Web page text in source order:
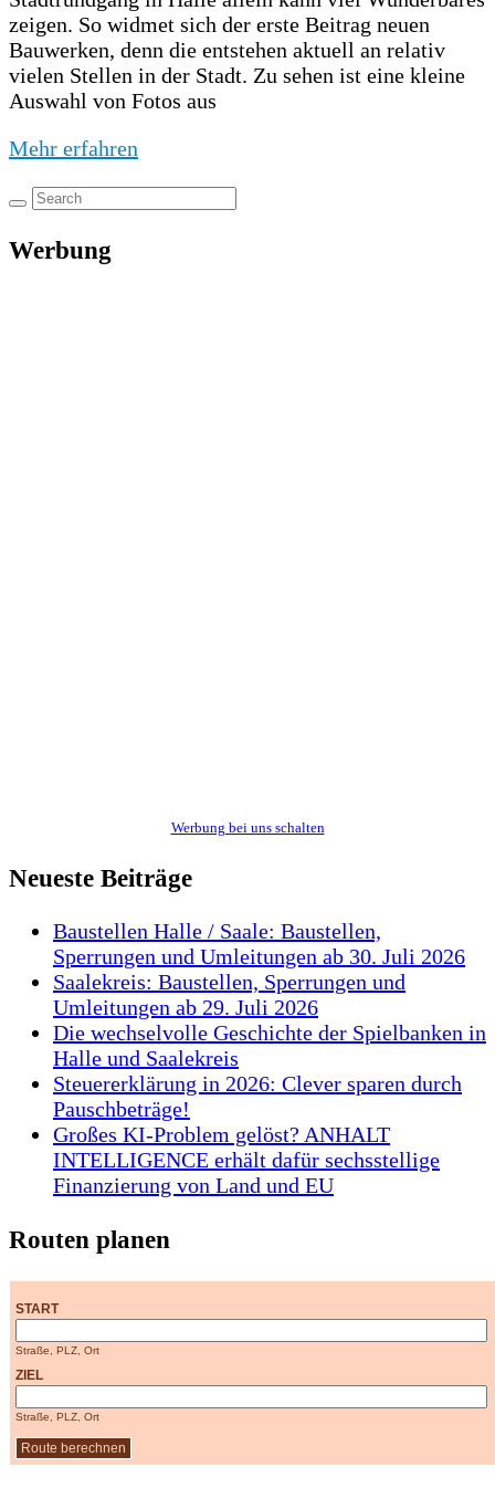
zeigen. So widmet sich der erste Beitrag neuen
Bauwerken, denn die entstehen aktuell an relativ
vielen Stellen in der Stadt. Zu sehen ist eine kleine
Auswahl von Fotos aus
Mehr erfahren
Werbung
Werbung bei uns schalten
Neueste Beiträge
Baustellen Halle / Saale: Baustellen,
Sperrungen und Umleitungen ab 30. Juli 2026
Saalekreis: Baustellen, Sperrungen und
Umleitungen ab 29. Juli 2026
Die wechselvolle Geschichte der Spielbanken in
Halle und Saalekreis
Steuererklärung in 2026: Clever sparen durch
Pauschbeträge!
Großes KI-Problem gelöst? ANHALT
INTELLIGENCE erhält dafür sechsstellige
Finanzierung von Land und EU
Routen planen
START
Straße, PLZ, Ort
ZIEL
Straße, PLZ, Ort